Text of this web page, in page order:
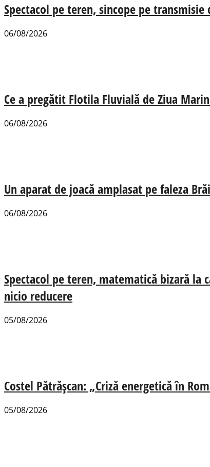
Spectacol pe teren, sincope pe
06/08/2026
Ce a pregătit Flotila Fluvială de Ziua
06/08/2026
Un aparat de joacă amplasat pe faleza
06/08/2026
Spectacol pe teren, matematică bizară la
nicio reducere
05/08/2026
Costel Pătrășcan: „Criză energetică în
05/08/2026